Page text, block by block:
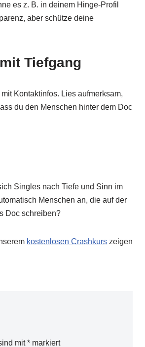
es z. B. in deinem Hinge-Profil
aber schütze deine
Tiefgang
Kontaktinfos. Lies aufmerksam,
du den Menschen hinter dem Doc
Singles nach Tiefe und Sinn im
Menschen an, die auf der
Doc schreiben?
kostenlosen Crashkurs zeigen
mit* markiert